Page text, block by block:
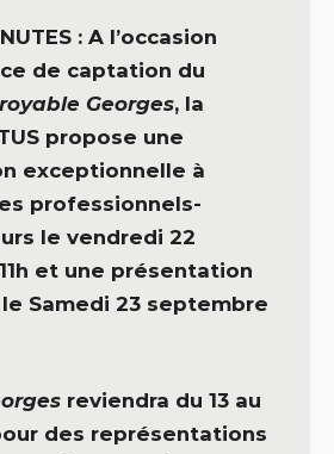
: A l’occasion
de captation du
Georges, la
propose une
exceptionnelle à
professionnels-
le vendredi 22
et une présentation
le Samedi 23 septembre
reviendra du 13 au
des représentations